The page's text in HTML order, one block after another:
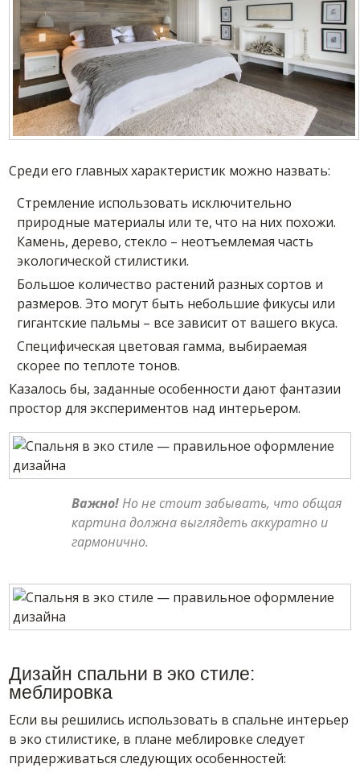
Среди его главных характеристик можно назвать:
Стремление использовать исключительно
природные материалы или те, что на них похожи.
Камень, дерево, стекло – неотъемлемая часть
экологической стилистики.
Большое количество растений разных сортов и
размеров. Это могут быть небольшие фикусы или
гигантские пальмы – все зависит от вашего вкуса.
Специфическая цветовая гамма, выбираемая
скорее по теплоте тонов.
Казалось бы, заданные особенности дают фантазии
простор для экспериментов над интерьером.
Важно!Но не стоит забывать, что общая
картина должна выглядеть аккуратно и
гармонично.
Дизайн спальни в эко стиле:
меблировка
Если вы решились использовать в спальне интерьер
в эко стилистике, в плане меблировке следует
придерживаться следующих особенностей: